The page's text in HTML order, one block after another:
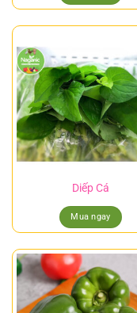
Diếp Cá
Mua ngay